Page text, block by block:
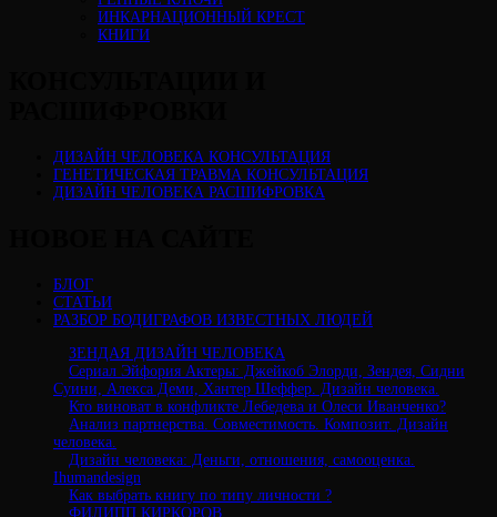
ИНКАРНАЦИОННЫЙ КРЕСТ
КНИГИ
ДИЗАЙН ЧЕЛОВЕКА КОНСУЛЬТАЦИЯ
ГЕНЕТИЧЕСКАЯ ТРАВМА КОНСУЛЬТАЦИЯ
ДИЗАЙН ЧЕЛОВЕКА РАСШИФРОВКА
БЛОГ
СТАТЬИ
РАЗБОР БОДИГРАФОВ ИЗВЕСТНЫХ ЛЮДЕЙ
ЗЕНДАЯ ДИЗАЙН ЧЕЛОВЕКА
Сериал Эйфория Актеры: Джейкоб Элорди, Зендея, Сидни
Суини, Алекса Деми, Хантер Шеффер. Дизайн человека.
Кто виноват в конфликте Лебедева и Олеси Иванченко?
Анализ партнерства. Совместимость. Композит. Дизайн
человека.
Дизайн человека: Деньги, отношения, самооценка.
Ihumandesign
Как выбрать книгу по типу личности ?
ФИЛИПП КИРКОРОВ